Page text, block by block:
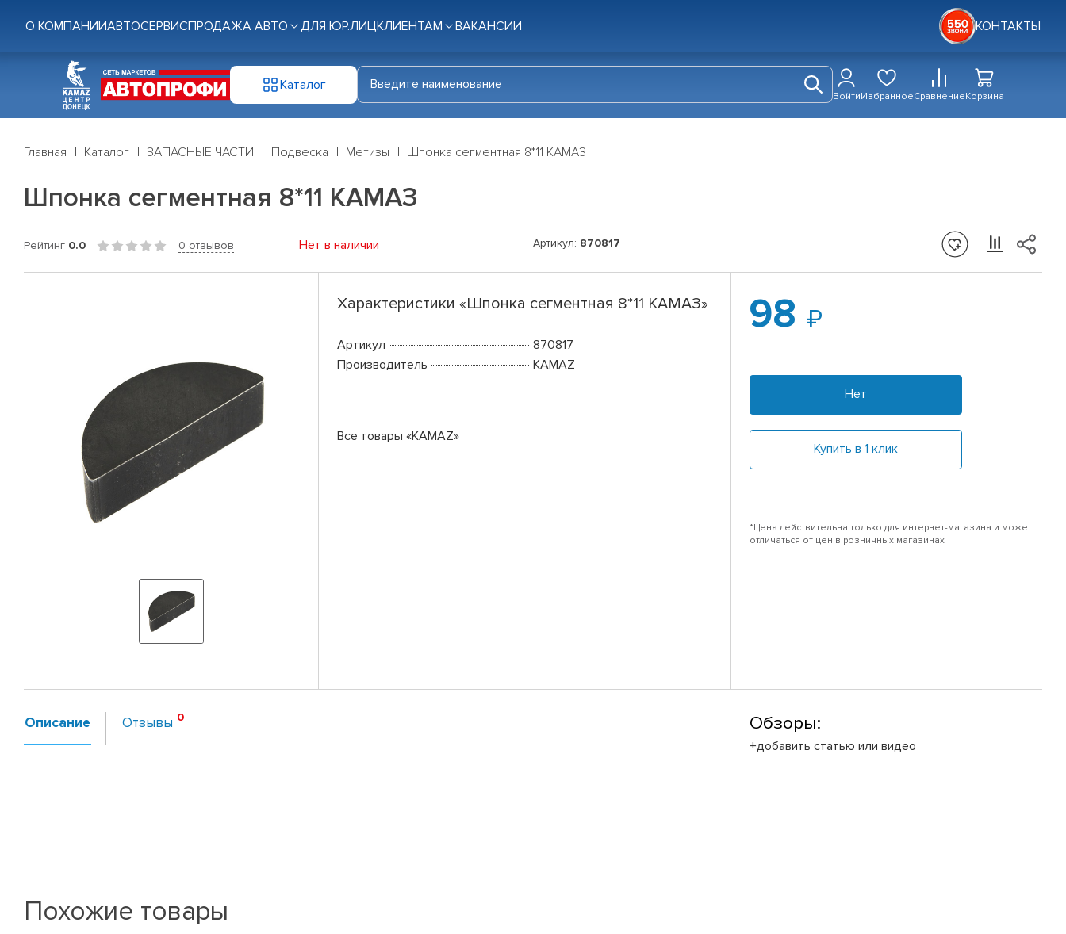
О КОМПАНИИАВТОСЕРВИСПРОДАЖА АВТО ДЛЯ ЮР.ЛИЦКЛИЕНТАМ ВАКАНСИИ КОНТАКТЫ
Каталог
ВойтиИзбранноеСравнениеКорзина
Главная Каталог ЗАПАСНЫЕ ЧАСТИ Подвеска Метизы Шпонка сегментная 8*11 КАМАЗ
Шпонка сегментная 8*11 КАМАЗ
Рейтинг 0.0 0 отзывов Нет в наличии Артикул: 870817
Характеристики «Шпонка сегментная 8*11 КАМАЗ»
Артикул
870817
Производитель
KAMAZ
Все товары «KAMAZ»
98
Нет
Купить в 1 клик
*Цена действительна только для интернет-магазина и может
отличаться от цен в розничных магазинах
Описание Отзывы Обзоры:
+добавить статью или видео
Похожие товары